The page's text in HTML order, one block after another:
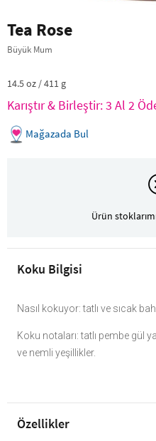
Tea Rose
Büyük Mum
14.5 oz / 411 g
Karıştır & Birleştir: 3 Al 2
Mağazada Bul
Ürün
Koku Bilgisi
Nasıl kokuyor: tatlı ve sıcak
Koku notaları: tatlı pembe gül
ve nemli yeşillikler.
Özellikler